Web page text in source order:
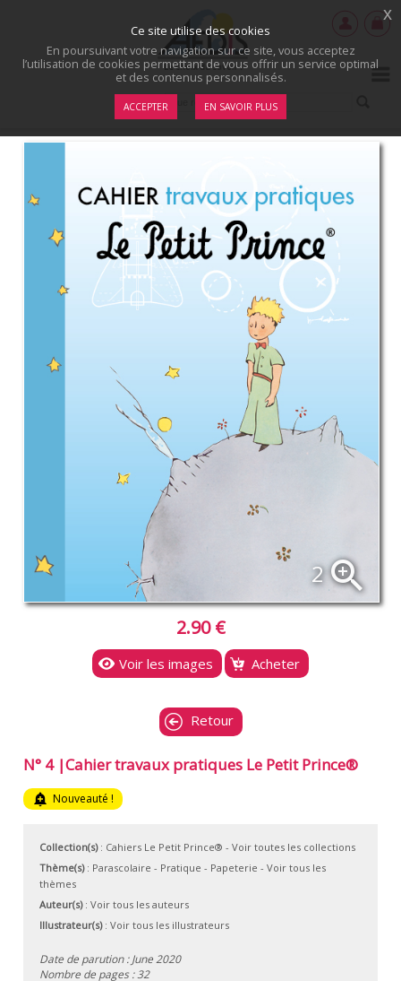
2zoom_in
2.90 €
Voir les images Acheter
Retour
N° 4 |Cahier travaux pratiques Le Petit Prince®
add_alert Nouveauté !
Collection(s): Cahiers Le Petit Prince® - Voir toutes les collections
Thème(s): Parascolaire - Pratique - Papeterie - Voir tous les
thèmes
Auteur(s): Voir tous les auteurs
Illustrateur(s): Voir tous les illustrateurs
Date de parution : June 2020
Nombre de pages : 32
Ce site utilise des cookies
En poursuivant votre navigation sur ce site, vous acceptez
l’utilisation de cookies permettant de vous offrir un service optimal
et des contenus personnalisés.
ACCEPTER EN SAVOIR PLUS
x